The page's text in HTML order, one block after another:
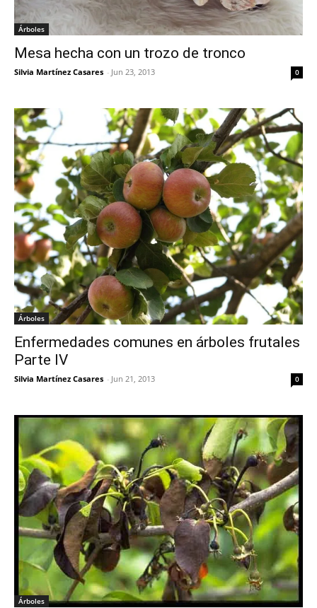
Árboles
Mesa hecha con un trozo de tronco
Silvia Martínez Casares - Jun 23, 2013 0
Árboles
Enfermedades comunes en árboles frutales
Parte IV
Silvia Martínez Casares - Jun 21, 2013 0
Árboles